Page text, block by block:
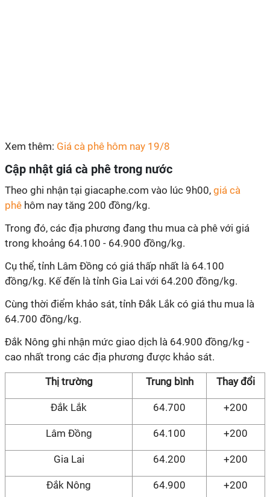
Xem thêm: Giá cà phê hôm nay 19/8
Cập nhật giá cà phê trong nước
Theo ghi nhận tại giacaphe.com vào lúc 9h00, giá cà
phê hôm nay tăng 200 đồng/kg.
Trong đó, các địa phương đang thu mua cà phê với giá
trong khoảng 64.100 - 64.900 đồng/kg.
Cụ thể, tỉnh Lâm Đồng có giá thấp nhất là 64.100
đồng/kg. Kế đến là tỉnh Gia Lai với 64.200 đồng/kg.
Cùng thời điểm khảo sát, tỉnh Đắk Lắk có giá thu mua là
64.700 đồng/kg.
Đắk Nông ghi nhận mức giao dịch là 64.900 đồng/kg -
cao nhất trong các địa phương được khảo sát.
Thị trường Trung bình Thay đổi
Đắk Lắk 64.700 +200
Lâm Đồng 64.100 +200
Gia Lai 64.200 +200
Đắk Nông 64.900 +200